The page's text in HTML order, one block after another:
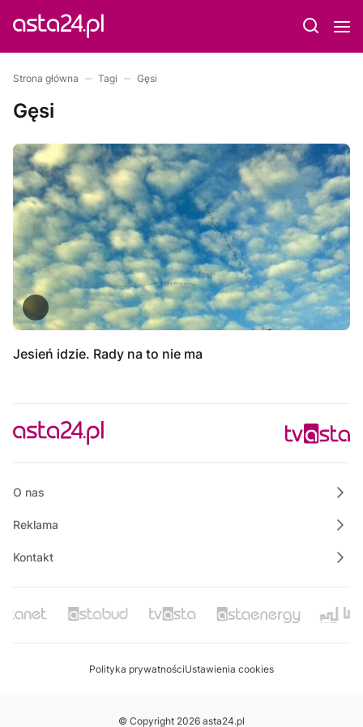
Strona główna Tagi Gęsi
Gęsi
Jesień idzie. Rady na to nie ma
O nas
Reklama
Kontakt
Polityka prywatnościUstawienia cookies
© Copyright 2026 asta24.pl